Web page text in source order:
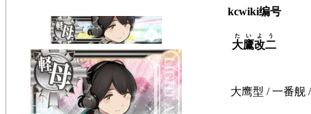
kcwiki编号
大鷹改二
たいよう
大鹰型 / 一番舰